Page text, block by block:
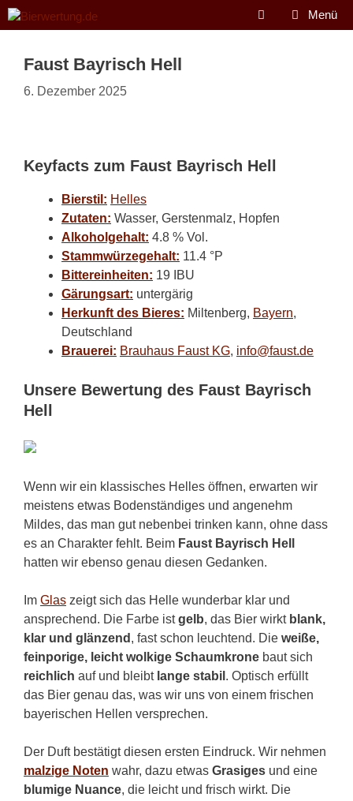
Zum
Inhalt
Menü
Faust Bayrisch Hell
6. Dezember 2025
Keyfacts zum Faust Bayrisch Hell
Bierstil: Helles
Zutaten: Wasser, Gerstenmalz, Hopfen
Alkoholgehalt: 4.8 % Vol.
Stammwürzegehalt: 11.4 °P
Bittereinheiten: 19 IBU
Gärungsart: untergärig
Herkunft des Bieres: Miltenberg, Bayern,
Deutschland
Brauerei: Brauhaus Faust KG, info@faust.de
Unsere Bewertung des Faust Bayrisch
Hell
Wenn wir ein klassisches Helles öffnen, erwarten wir
meistens etwas Bodenständiges und angenehm
Mildes, das man gut nebenbei trinken kann, ohne dass
es an Charakter fehlt. Beim Faust Bayrisch Hell
hatten wir ebenso genau diesen Gedanken.
Im Glas zeigt sich das Helle wunderbar klar und
ansprechend. Die Farbe istgelb, das Bier wirkt blank,
klar und glänzend , fast schon leuchtend. Die weiße,
feinporige, leicht wolkige Schaumkrone baut sich
reichlich auf und bleibt lange stabil . Optisch erfüllt
das Bier genau das, was wir uns von einem frischen
bayerischen Hellen versprechen.
Der Duft bestätigt diesen ersten Eindruck. Wir nehmen
malzige Noten wahr, dazu etwas Grasiges und eine
blumige Nuance, die leicht und frisch wirkt. Die